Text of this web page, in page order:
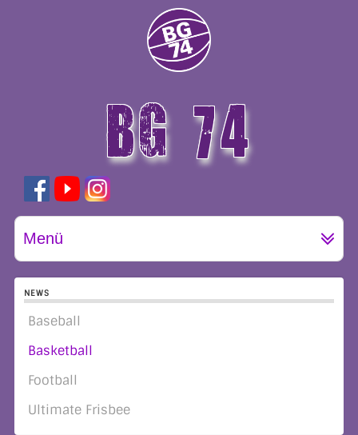
BG 74
GÖTTINGEN
Menü
NEWS
Baseball
Basketball
Football
Ultimate Frisbee